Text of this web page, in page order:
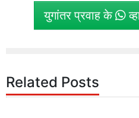
युगांतर प्रवाह के
Related Posts